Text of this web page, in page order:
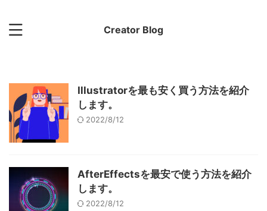
Creator Blog
Illustratorを最も安く買う方法を紹介
します。
2022/8/12
AfterEffectsを最安で使う方法を紹介
します。
2022/8/12